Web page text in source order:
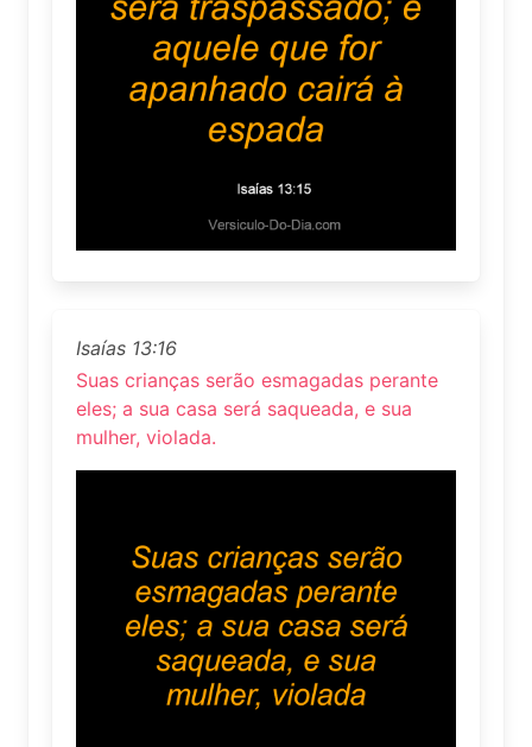
Isaías 13:16
Suas crianças serão esmagadas perante
eles; a sua casa será saqueada, e sua
mulher, violada.